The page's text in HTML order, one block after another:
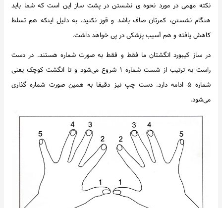
نکته مهمی در مورد نحوه ی نشستن در پشت ساز این است که شما باید
هنگام نشستن، کمرتان صاف باشد و قوز نکنید، به دلیل اینکه هم تسلط
کاهش یافته و هم آسیب پزشکی در پی خواهد داشت.
در ساز کیبورد انگشتان ما فقط و فقط به صورت شماره هستند. در دست
راست به ترتیب از شست شماره ۱ شروع می‌شود و تا انگشت کوچک یعنی
شماره ۵ ادامه دارد. دست چپ نیز دقیقا به همین صورت شماره گذاری
می‌شود.